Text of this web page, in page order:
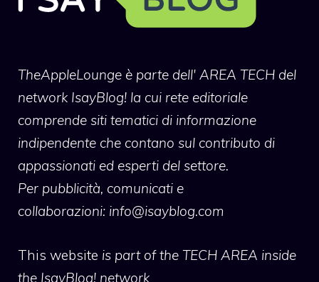
TheAppleLounge è parte dell' AREA TECH del
network IsayBlog! la cui rete editoriale
comprende siti tematici di informazione
indipendente che contano sul contributo di
appassionati ed esperti del settore.
Per pubblicità, comunicati e
collaborazioni: info@isayblog.com
This website is part of the TECH AREA inside
the IsayBlog! network